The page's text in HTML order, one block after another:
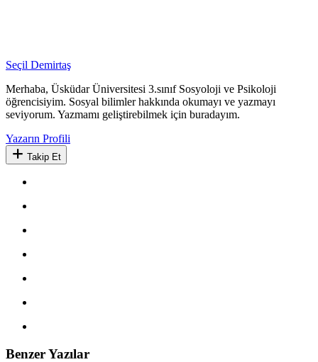
Seçil Demirtaş
Merhaba, Üsküdar Üniversitesi 3.sınıf Sosyoloji ve Psikoloji
öğrencisiyim. Sosyal bilimler hakkında okumayı ve yazmayı
seviyorum. Yazmamı geliştirebilmek için buradayım.
Yazarın Profili
Takip Et
Benzer Yazılar